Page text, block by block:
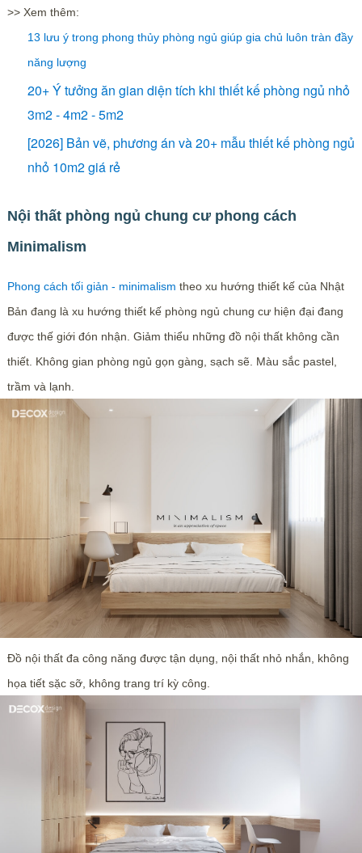
>> Xem thêm:
13 lưu ý trong phong thủy phòng ngủ giúp gia chủ luôn tràn đầy
năng lượng
20+ Ý tưởng ăn gian diện tích khi thiết kế phòng ngủ nhỏ
3m2 - 4m2 - 5m2
[2026] Bản vẽ, phương án và 20+ mẫu thiết kế phòng ngủ
nhỏ 10m2 giá rẻ
Nội thất phòng ngủ chung cư phong cách
Minimalism
Phong cách tối giản - minimalism theo xu hướng thiết kế của Nhật
Bản đang là xu hướng thiết kế phòng ngủ chung cư hiện đại đang
được thế giới đón nhận. Giảm thiểu những đồ nội thất không cần
thiết. Không gian phòng ngủ gọn gàng, sạch sẽ. Màu sắc pastel,
trầm và lạnh.
Đồ nội thất đa công năng được tận dụng, nội thất nhỏ nhắn, không
họa tiết sặc sỡ, không trang trí kỳ công.